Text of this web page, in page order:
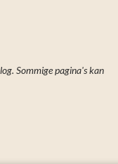
Sommige pagina's kan